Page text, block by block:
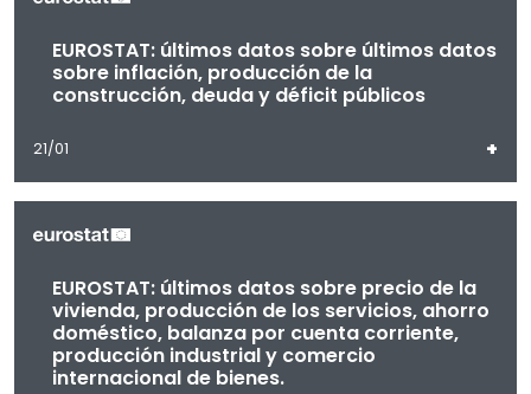
EUROSTAT: últimos datos sobre últimos datos
sobre inflación, producción de la
construcción, deuda y déficit públicos
21/01 +
EUROSTAT: últimos datos sobre precio de la
vivienda, producción de los servicios, ahorro
doméstico, balanza por cuenta corriente,
producción industrial y comercio
internacional de bienes.